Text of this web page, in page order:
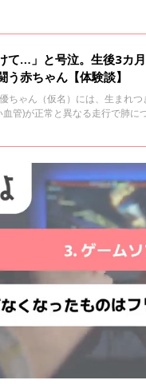
て…」と号泣。生後3カ
う赤ちゃん【体験談】
ちゃん（仮名）には、生まれ
管)が正常と異なる走行で肺